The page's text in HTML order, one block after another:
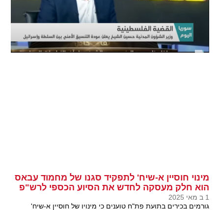
מינוי חוסיין א-שיח' לתפקיד סגנו של מחמוד עבאס
הוא חלק מעסקה לחדש את הסיוע הכספי לרש"פ
1 ב מאי 2025
גורמים בכירים בתועת פת"ח טוענים כי מינויו של חוסיין א-שיח'